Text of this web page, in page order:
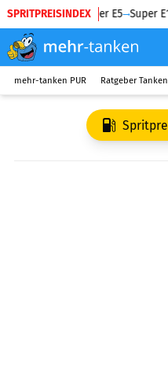
SPRITPREISINDEX
Diesel Super E5 Super
mehr-tanken PUR Ratgeber Tanken